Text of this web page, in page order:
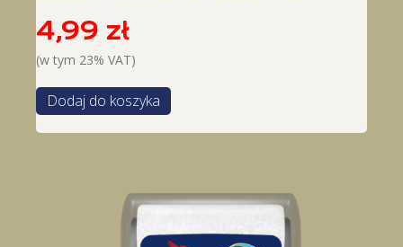
4,99 zł
(w tym 23% VAT)
Dodaj do koszyka